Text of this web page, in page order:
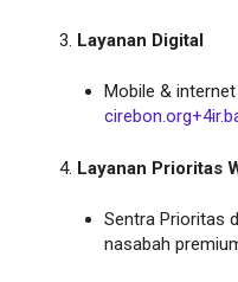
Layanan Digital
Mobile &
cirebon.org+4
Layanan Prioritas
Sentra Prioritas
nasabah